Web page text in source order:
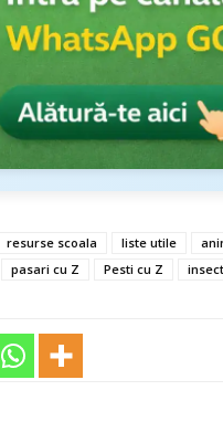
resurse scoala liste utile
pasari cu Z Pesti cu Z